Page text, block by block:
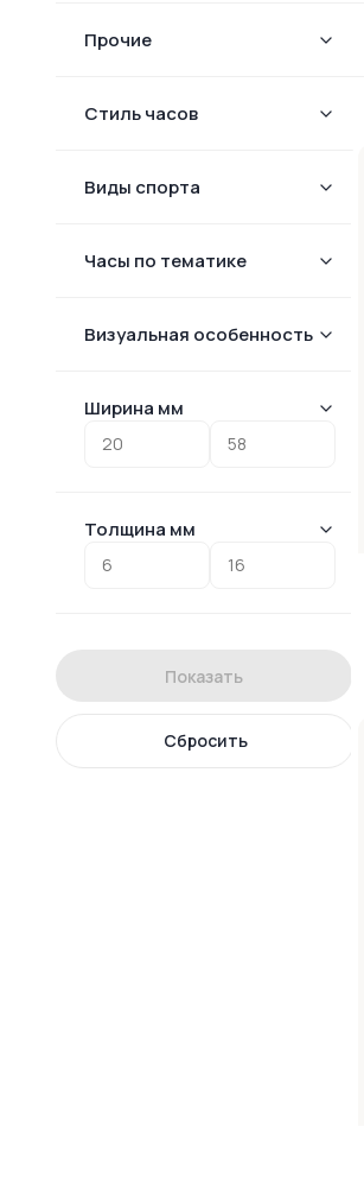
Прочие
Стиль часов
Виды спорта
Часы по тематике
Визуальная особенность
Ширина мм
Толщина мм
Показать
Сбросить